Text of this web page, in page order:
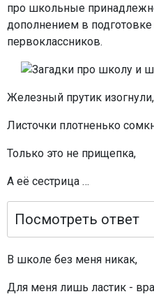
про школьные
дополнением в
первоклассников.
Железный прутик изогнули,
Листочки плотненько
Только это не прищепка,
А её сестрица …
Посмотреть ответ
В школе без меня никак,
Для меня лишь ластик -